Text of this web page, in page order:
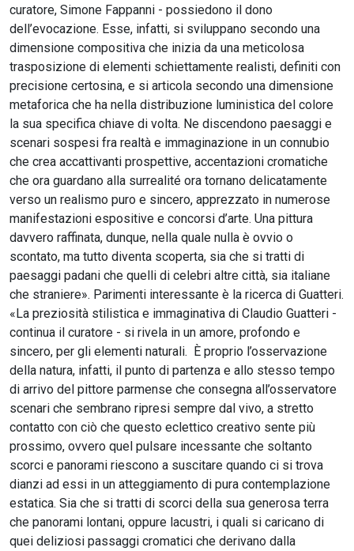
curatore, Simone Fappanni - possiedono il dono
dell’evocazione. Esse, infatti, si sviluppano secondo una
dimensione compositiva che inizia da una meticolosa
trasposizione di elementi schiettamente realisti, definiti con
precisione certosina, e si articola secondo una dimensione
metaforica che ha nella distribuzione luministica del colore
la sua specifica chiave di volta. Ne discendono paesaggi e
scenari sospesi fra realtà e immaginazione in un connubio
che crea accattivanti prospettive, accentazioni cromatiche
che ora guardano alla surrealité ora tornano delicatamente
verso un realismo puro e sincero, apprezzato in numerose
manifestazioni espositive e concorsi d’arte. Una pittura
davvero raffinata, dunque, nella quale nulla è ovvio o
scontato, ma tutto diventa scoperta, sia che si tratti di
paesaggi padani che quelli di celebri altre città, sia italiane
che straniere». Parimenti interessante è la ricerca di Guatteri.
«La preziosità stilistica e immaginativa di Claudio Guatteri -
continua il curatore - si rivela in un amore, profondo e
sincero, per gli elementi naturali. È proprio l’osservazione
della natura, infatti, il punto di partenza e allo stesso tempo
di arrivo del pittore parmense che consegna all’osservatore
scenari che sembrano ripresi sempre dal vivo, a stretto
contatto con ciò che questo eclettico creativo sente più
prossimo, ovvero quel pulsare incessante che soltanto
scorci e panorami riescono a suscitare quando ci si trova
dianzi ad essi in un atteggiamento di pura contemplazione
estatica. Sia che si tratti di scorci della sua generosa terra
che panorami lontani, oppure lacustri, i quali si caricano di
quei deliziosi passaggi cromatici che derivano dalla